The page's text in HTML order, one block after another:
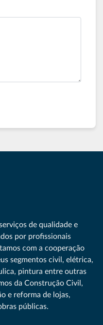
de qualidade e
por profissionais
com a cooperação
segmentos civil, elétrica,
pintura entre outras
da Construção Civil,
e reforma de lojas,
públicas.